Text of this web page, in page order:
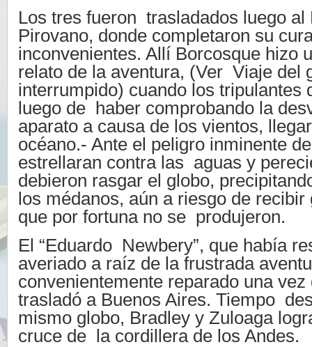
Los tres fueron trasladados luego al
Pirovano, donde completaron su
inconvenientes. Allí Borcosque hizo
relato de la aventura, (Ver Viaje del
interrumpido) cuando los tripulantes
luego de haber comprobando la
aparato a causa de los vientos,
océano.- Ante el peligro inminente
estrellaran contra las aguas y
debieron rasgar el globo,
los médanos, aún a riesgo de
que por fortuna no se produjeron.
El “Eduardo Newbery”, que había
averiado a raíz de la frustrada
convenientemente reparado una vez
trasladó a Buenos Aires. Tiempo
mismo globo, Bradley y Zuloaga
cruce de la cordillera de los Andes.